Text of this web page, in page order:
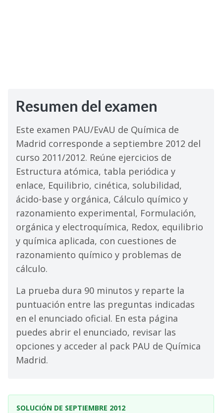
Resumen del examen
Este examen PAU/EvAU de Química de
Madrid corresponde a septiembre 2012 del
curso 2011/2012. Reúne ejercicios de
Estructura atómica, tabla periódica y
enlace, Equilibrio, cinética, solubilidad,
ácido-base y orgánica, Cálculo químico y
razonamiento experimental, Formulación,
orgánica y electroquímica, Redox, equilibrio
y química aplicada, con cuestiones de
razonamiento químico y problemas de
cálculo.
La prueba dura 90 minutos y reparte la
puntuación entre las preguntas indicadas
en el enunciado oficial. En esta página
puedes abrir el enunciado, revisar las
opciones y acceder al pack PAU de Química
Madrid.
SOLUCIÓN DE SEPTIEMBRE 2012